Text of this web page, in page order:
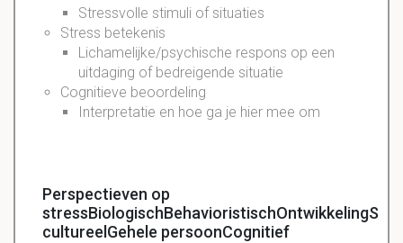
Stressvolle stimuli of situaties
Stress betekenis
Lichamelijke/psychische respons op een
uitdaging of bedreigende situatie
Cognitieve beoordeling
Interpretatie en hoe ga je hier mee om
Perspectieven op
cultureelGehele persoonCognitief